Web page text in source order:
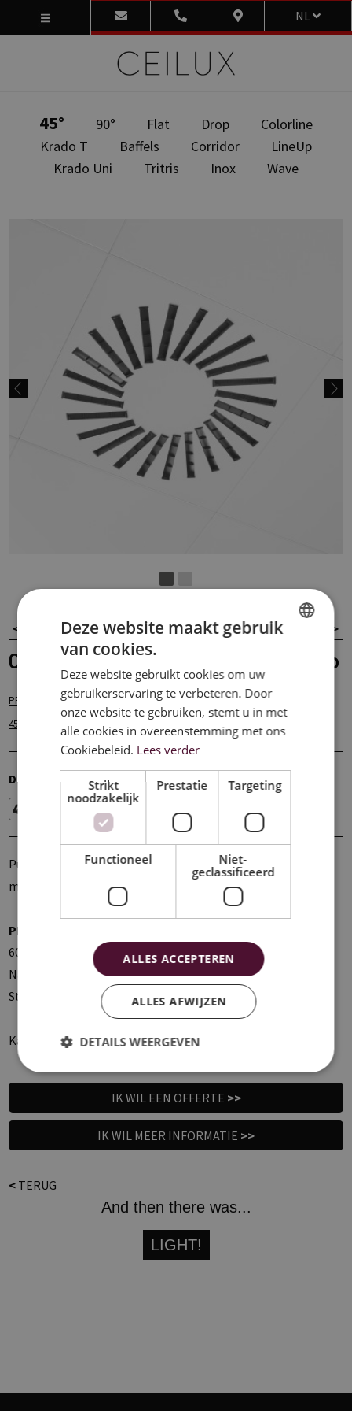
NL
45° 90° Flat Drop
Colorline
Krado T
Baffels Corridor
LineUp
Krado Uni
Tritris Inox Wave
< VORIGE ALL VOLGENDE >
Ceilux plafond verlichting 45° Ventilo
PRODUCTEN>METALEN SYSTEEMPLAFOND>CLIP-IN PLAFONDSYSTEEM
45°
Download hieronder de technische fiche(s):
Pulsierooster voorzien van 12 of 24 leidschoepen (163 x 200
mm) die zorgen voor een regelmatige luchtverspreiding.
PRODUCT INFO
600 x 600 mm
Natlak afwerking
Standaardkleur: metaalzilver of wit
Kan voorzien worden met plenum.
IK WIL EEN OFFERTE >>
IK WIL MEER INFORMATIE >>
< TERUG
And then there was...
LIGHT!
Deze website maakt gebruik
van cookies.
Deze website gebruikt cookies om uw
gebruikerservaring te verbeteren. Door
onze website te gebruiken, stemt u in met
alle cookies in overeenstemming met ons
Cookiebeleid. Lees verder
Strikt
noodzakelijk
Prestatie Targeting
Functioneel
Niet-
geclassificeerd
ALLES ACCEPTEREN
ALLES AFWIJZEN
DETAILS WEERGEVEN